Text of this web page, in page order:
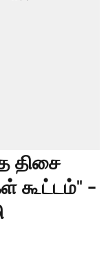
திசை
கூட்டம்" -